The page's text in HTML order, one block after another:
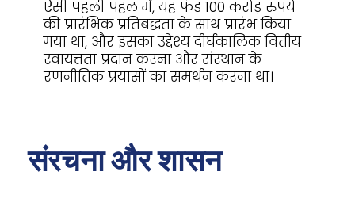
ऐसी पहली पहल में, यह फंड 100 करोड़ रुपये
की प्रारंभिक प्रतिबद्धता के साथ प्रारंभ किया
गया था, और इसका उद्देश्य दीर्घकालिक वित्तीय
स्वायत्तता प्रदान करना और संस्थान के
रणनीतिक प्रयासों का समर्थन करना था।
संरचना और शासन